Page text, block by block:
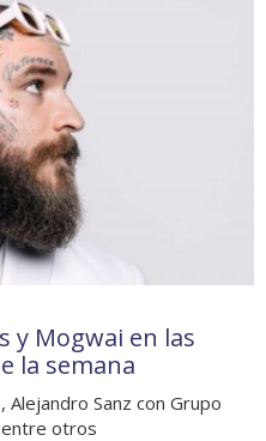
y Mogwai en las
la semana
Sanz con Grupo
entre otros